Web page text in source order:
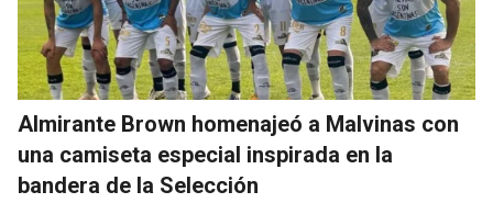
Almirante Brown homenajeó a Malvinas con
una camiseta especial inspirada en la
bandera de la Selección